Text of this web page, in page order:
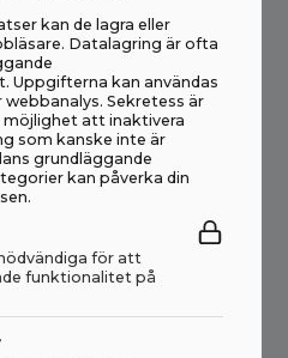
kan de lagra eller
Datalagring är ofta
kan användas
Sekretess är
möjlighet att inaktivera
som kanske inte är
grundläggande
kan påverka din
för att
funktionalitet på